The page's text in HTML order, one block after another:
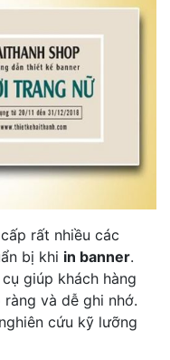
rất nhiều các
bị khi in banner.
giúp khách hàng
và dễ ghi nhớ.
cứu kỹ lưỡng